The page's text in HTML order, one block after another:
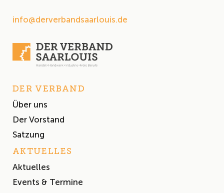
info@derverbandsaarlouis.de
DER VERBAND
Über uns
Der Vorstand
Satzung
AKTUELLES
Aktuelles
Events & Termine